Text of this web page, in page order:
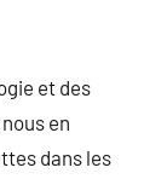
et des
en
dans les